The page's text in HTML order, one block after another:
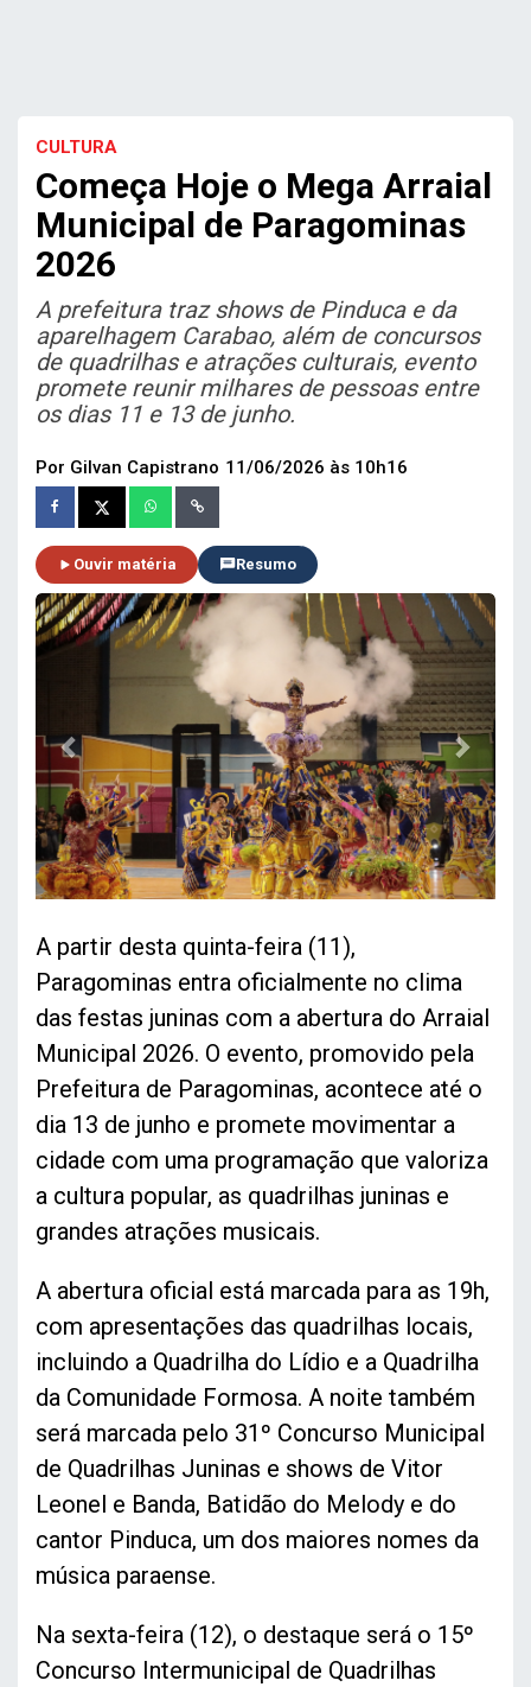
CULTURA
Começa Hoje o Mega Arraial
Municipal de Paragominas
2026
A prefeitura traz shows de Pinduca e da
aparelhagem Carabao, além de concursos
de quadrilhas e atrações culturais, evento
promete reunir milhares de pessoas entre
os dias 11 e 13 de junho.
Por Gilvan Capistrano 11/06/2026 às 10h16
Ouvir matéria Resumo
Previous Next
A partir desta quinta-feira (11),
Paragominas entra oficialmente no clima
das festas juninas com a abertura do Arraial
Municipal 2026. O evento, promovido pela
Prefeitura de Paragominas, acontece até o
dia 13 de junho e promete movimentar a
cidade com uma programação que valoriza
a cultura popular, as quadrilhas juninas e
grandes atrações musicais.
A abertura oficial está marcada para as 19h,
com apresentações das quadrilhas locais,
incluindo a Quadrilha do Lídio e a Quadrilha
da Comunidade Formosa. A noite também
será marcada pelo 31º Concurso Municipal
de Quadrilhas Juninas e shows de Vitor
Leonel e Banda, Batidão do Melody e do
cantor Pinduca, um dos maiores nomes da
música paraense.
Na sexta-feira (12), o destaque será o 15º
Concurso Intermunicipal de Quadrilhas